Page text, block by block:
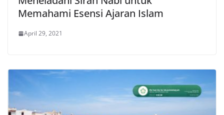
Memahami Esensi Ajaran Islam
April 29, 2021